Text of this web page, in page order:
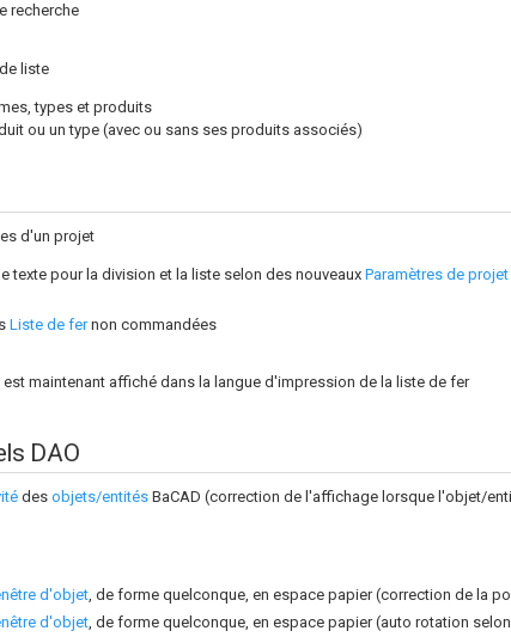
recherche
liste
types et produits
ou un type (avec ou sans ses produits associés)
d'un projet
texte pour la division et la liste selon des nouveaux Paramètres de
Liste de fernon commandées
est maintenant affiché dans la langue d'impression de la liste de fer
DAO
des objets/entités BaCAD (correction de l'affichage lorsque l'objet/
d'objet, de forme quelconque, en espace papier (correction de la
d'objet , de forme quelconque, en espace papier (auto rotation